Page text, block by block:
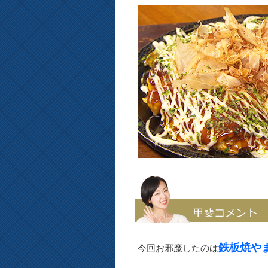
今回お邪魔したのは鉄板焼や